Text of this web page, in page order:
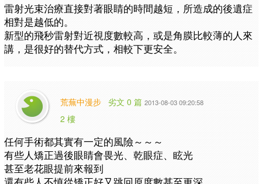
雷射光束治療直接對著眼睛的時間越短，所造成的後遺症
相對是越低的。
新型的飛秒雷射對近視度數較高，或是角膜比較薄的人來
講，是很好的替代方式，相較下更安全。
荒蕪中漫步 劣文 0 篇 2013-08-03 09:20:58
2 樓
任何手術都其實有一定的風險～～～
有些人矯正過後眼睛會畏光、乾眼症、眩光
甚至老花眼提前來報到